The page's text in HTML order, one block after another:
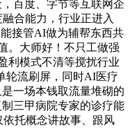
百度、字节等互联网企
合能力，行业正进入
接管AI做为辅帮东西共
。大师好！不只工做强
利模式不清等搅扰行业
轮流刷屏，同时AI医疗
一场本钱取流量堆砌的
三甲病院专家的诊疗能
托概念讲故事、跟风